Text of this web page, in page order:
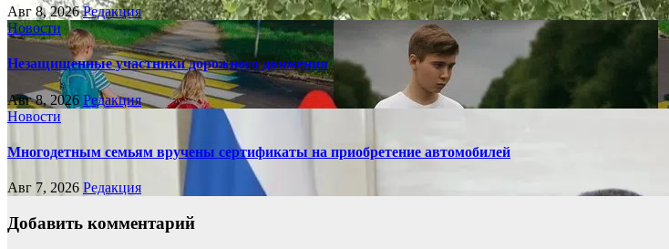
Авг 8, 2026Редакция
Новости
Незащищенные участники дорожного движения
Авг 8, 2026 Редакция
Новости
Многодетным семьям вручены сертификаты на приобретение автомобилей
Авг 7, 2026 Редакция
Добавить комментарий